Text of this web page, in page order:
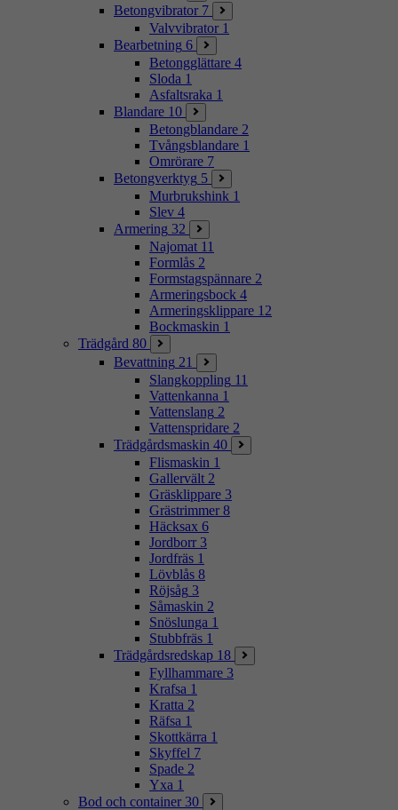
Betongvibrator 7
Valvvibrator 1
Bearbetning 6
Betongglättare 4
Sloda 1
Asfaltsraka 1
Blandare 10
Betongblandare 2
Tvångsblandare 1
Omrörare 7
Betongverktyg 5
Murbrukshink 1
Slev 4
Armering 32
Najomat 11
Formlås 2
Formstagspännare 2
Armeringsbock 4
Armeringsklippare 12
Bockmaskin 1
Trädgård 80
Bevattning 21
Slangkoppling 11
Vattenkanna 1
Vattenslang 2
Vattenspridare 2
Trädgårdsmaskin 40
Flismaskin 1
Gallervält 2
Gräsklippare 3
Grästrimmer 8
Häcksax 6
Jordborr 3
Jordfräs 1
Lövblås 8
Röjsåg 3
Såmaskin 2
Snöslunga 1
Stubbfräs 1
Trädgårdsredskap 18
Fyllhammare 3
Krafsa 1
Kratta 2
Räfsa 1
Skottkärra 1
Skyffel 7
Spade 2
Yxa 1
Bod och container 30